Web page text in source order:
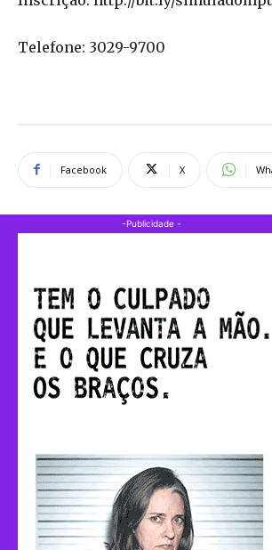
Telefone: 3029-9700
Facebook X
-Publicidade -